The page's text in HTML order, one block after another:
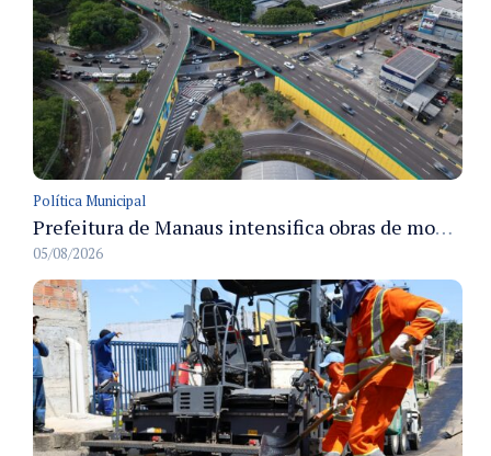
Política Municipal
Prefeitura de Manaus intensifica obras de modernização no viaduto Miguel Arraes para ampliar segurança e acessibilidade na região
05/08/2026